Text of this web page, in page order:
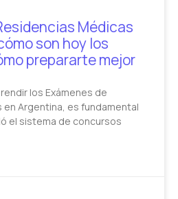
Médicas
son hoy los
prepararte mejor
los Exámenes de
en Argentina, es fundamental
el sistema de concursos